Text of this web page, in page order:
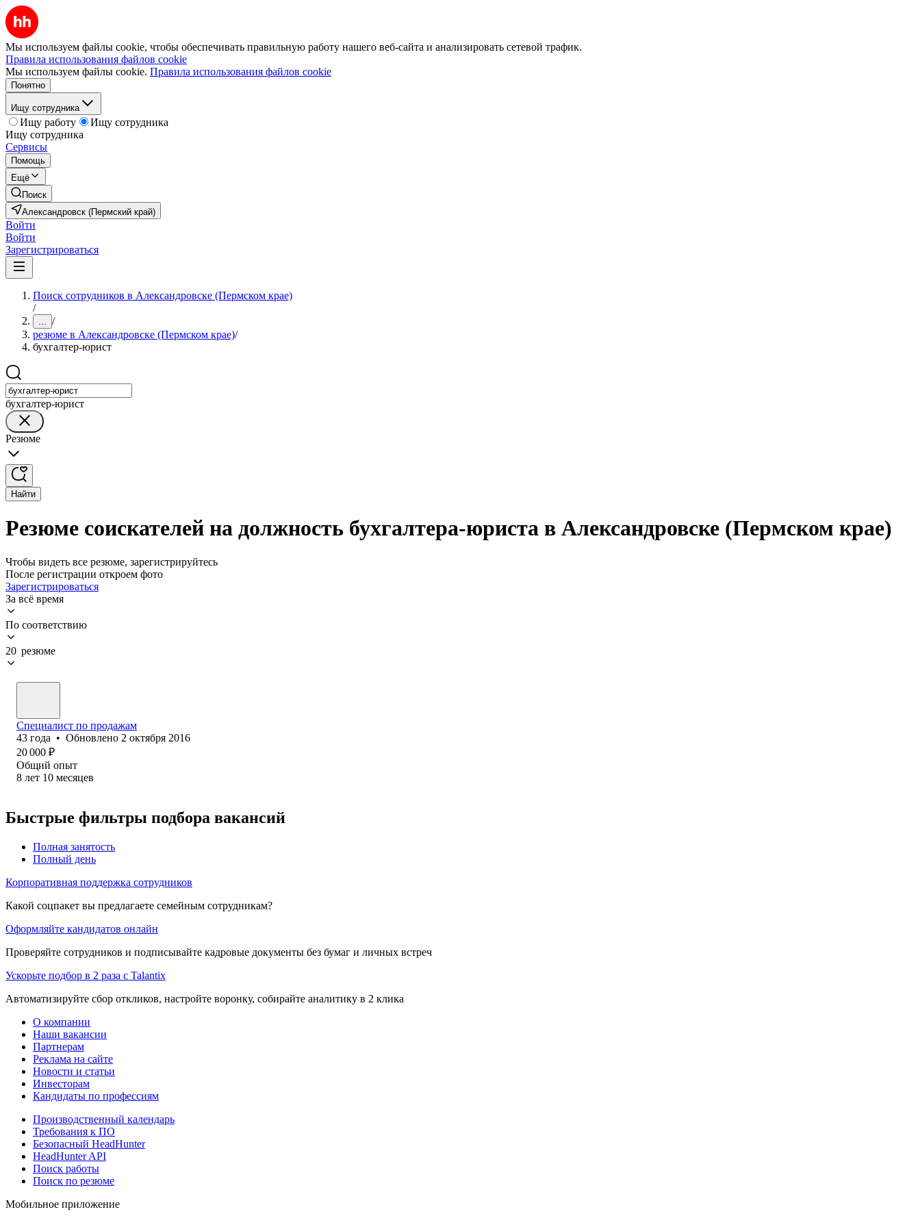
Мы используем файлы cookie, чтобы обеспечивать правильную работу нашего веб-сайта и анализировать сетевой трафик.
Правила использования файлов cookie
Мы используем файлы cookie. Правила использования файлов cookie
Понятно
Ищу сотрудника
Ищу работу
Ищу сотрудника
Ищу сотрудника
Сервисы
Помощь
Ещё
Поиск
Александровск (Пермский край)
Войти
Войти
Зарегистрироваться
Поиск сотрудников в Александровске (Пермском крае)
/
... /
резюме в Александровске (Пермском крае)/
бухгалтер-юрист
бухгалтер-юрист
Резюме
Найти
Резюме соискателей на должность бухгалтера-юриста в Александровске (Пермском крае)
Чтобы видеть все резюме, зарегистрируйтесь
После регистрации откроем фото
Зарегистрироваться
За всё время
По соответствию
20 резюме
Специалист по продажам
43 года • Обновлено 2 октября 2016
20 000 ₽
Общий опыт
8 лет 10 месяцев
Быстрые фильтры подбора вакансий
Полная занятость
Полный день
Корпоративная поддержка сотрудников
Какой соцпакет вы предлагаете семейным сотрудникам?
Оформляйте кандидатов онлайн
Проверяйте сотрудников и подписывайте кадровые документы без бумаг и личных встреч
Ускорьте подбор в 2 раза с Talantix
Автоматизируйте сбор откликов, настройте воронку, собирайте аналитику в 2 клика
О компании
Наши вакансии
Партнерам
Реклама на сайте
Новости и статьи
Инвесторам
Кандидаты по профессиям
Производственный календарь
Требования к ПО
Безопасный HeadHunter
HeadHunter API
Поиск работы
Поиск по резюме
Мобильное приложение